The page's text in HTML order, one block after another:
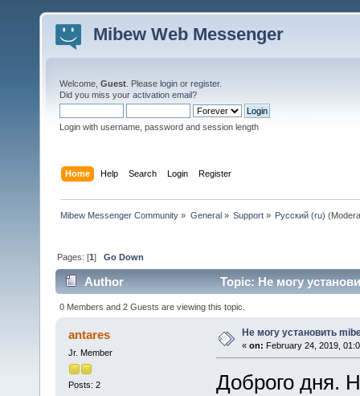
Mibew Web Messenger
Welcome, Guest . Please login or register.
Did you miss your activation email?
Login with username, password and session length
Home Help Search Login Register
Mibew Messenger Community » General» Support» Русский (ru)
Pages: [1]Go Down
Author Topic: Не могу
0 Members and 2 Guests are viewing this topic.
antares
Jr. Member
Posts: 2
Не могу установить
« on: February 24, 2019,
Доброго дня.